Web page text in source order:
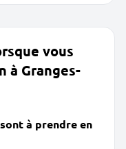
vous
à Granges-
à prendre en